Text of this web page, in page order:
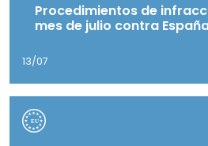
Procedimientos de
mes de julio contra
13/07